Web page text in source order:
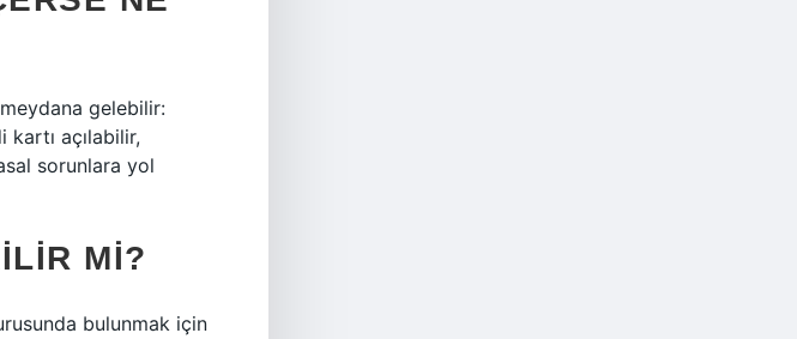
meydana gelebilir:
kartı açılabilir,
sorunlara yol
MI?
bulunmak için